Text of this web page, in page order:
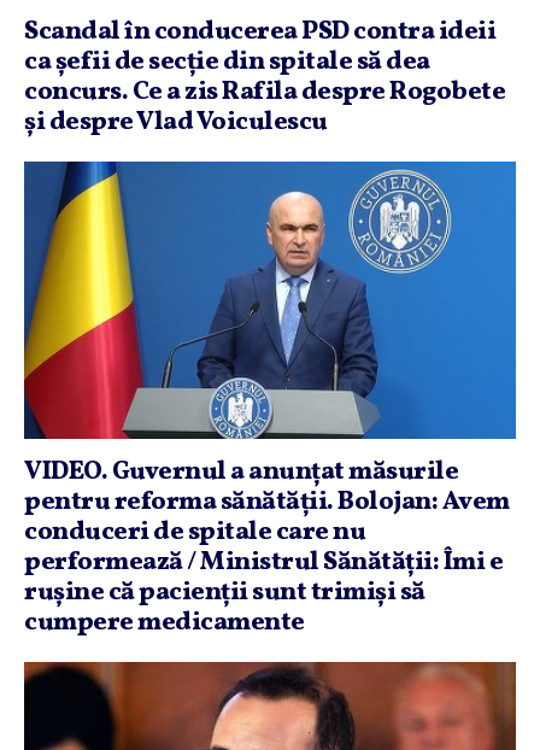
Scandal în conducerea PSD contra ideii
ca şefii de secţie din spitale să dea
concurs. Ce a zis Rafila despre Rogobete
şi despre Vlad Voiculescu
VIDEO. Guvernul a anunţat măsurile
pentru reforma sănătăţii. Bolojan: Avem
conduceri de spitale care nu
performează / Ministrul Sănătăţii: Îmi e
ruşine că pacienţii sunt trimişi să
cumpere medicamente